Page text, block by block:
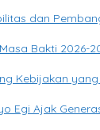
dan
Bakti 2026-
Kebijakan
Egi Ajak